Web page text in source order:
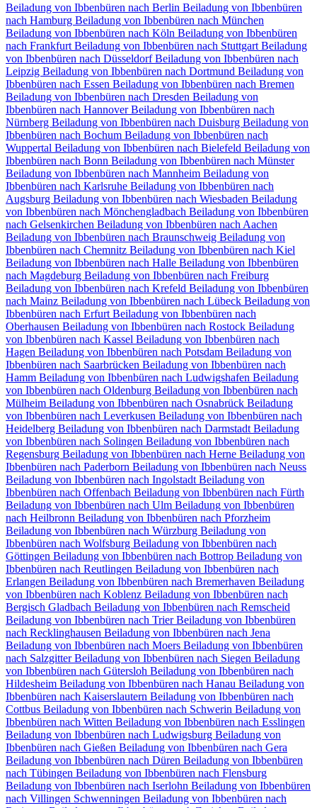
Beiladung von Ibbenbüren nach Berlin Beiladung von Ibbenbüren
nach Hamburg Beiladung von Ibbenbüren nach München
Beiladung von Ibbenbüren nach Köln Beiladung von Ibbenbüren
nach Frankfurt Beiladung von Ibbenbüren nach Stuttgart Beiladung
von Ibbenbüren nach DüsseldorfBeiladung von Ibbenbüren nach
Leipzig Beiladung von Ibbenbüren nach Dortmund Beiladung von
Ibbenbüren nach Essen Beiladung von Ibbenbüren nach Bremen
Beiladung von Ibbenbüren nach Dresden Beiladung von
Ibbenbüren nach HannoverBeiladung von Ibbenbüren nach
Nürnberg Beiladung von Ibbenbüren nach Duisburg Beiladung von
Ibbenbüren nach Bochum Beiladung von Ibbenbüren nach
Wuppertal Beiladung von Ibbenbüren nach Bielefeld Beiladung von
Ibbenbüren nach Bonn Beiladung von Ibbenbüren nach Münster
Beiladung von Ibbenbüren nach Mannheim Beiladung von
Ibbenbüren nach Karlsruhe Beiladung von Ibbenbüren nach
Augsburg Beiladung von Ibbenbüren nach Wiesbaden Beiladung
von Ibbenbüren nach Mönchengladbach Beiladung von Ibbenbüren
nach Gelsenkirchen Beiladung von Ibbenbüren nach Aachen
Beiladung von Ibbenbüren nach Braunschweig Beiladung von
Ibbenbüren nach Chemnitz⁠ Beiladung von Ibbenbüren nach Kiel
Beiladung von Ibbenbüren nach Halle Beiladung von Ibbenbüren
nach Magdeburg Beiladung von Ibbenbüren nach Freiburg
Beiladung von Ibbenbüren nach Krefeld Beiladung von Ibbenbüren
nach Mainz Beiladung von Ibbenbüren nach Lübeck Beiladung von
Ibbenbüren nach Erfurt Beiladung von Ibbenbüren nach
Oberhausen Beiladung von Ibbenbüren nach Rostock Beiladung
von Ibbenbüren nach Kassel Beiladung von Ibbenbüren nach
Hagen Beiladung von Ibbenbüren nach Potsdam Beiladung von
Ibbenbüren nach Saarbrücken Beiladung von Ibbenbüren nach
Hamm Beiladung von Ibbenbüren nach Ludwigshafen Beiladung
von Ibbenbüren nach Oldenburg Beiladung von Ibbenbüren nach
Mülheim Beiladung von Ibbenbüren nach Osnabrück Beiladung
von Ibbenbüren nach Leverkusen Beiladung von Ibbenbüren nach
Heidelberg Beiladung von Ibbenbüren nach Darmstadt Beiladung
von Ibbenbüren nach Solingen Beiladung von Ibbenbüren nach
Regensburg Beiladung von Ibbenbüren nach Herne Beiladung von
Ibbenbüren nach Paderborn Beiladung von Ibbenbüren nach Neuss
Beiladung von Ibbenbüren nach Ingolstadt Beiladung von
Ibbenbüren nach Offenbach Beiladung von Ibbenbüren nach Fürth
Beiladung von Ibbenbüren nach Ulm Beiladung von Ibbenbüren
nach Heilbronn Beiladung von Ibbenbüren nach Pforzheim
Beiladung von Ibbenbüren nach Würzburg Beiladung von
Ibbenbüren nach Wolfsburg Beiladung von Ibbenbüren nach
Göttingen Beiladung von Ibbenbüren nach Bottrop Beiladung von
Ibbenbüren nach Reutlingen Beiladung von Ibbenbüren nach
Erlangen Beiladung von Ibbenbüren nach Bremerhaven Beiladung
von Ibbenbüren nach Koblenz Beiladung von Ibbenbüren nach
Bergisch Gladbach Beiladung von Ibbenbüren nach Remscheid
Beiladung von Ibbenbüren nach TrierBeiladung von Ibbenbüren
nach Recklinghausen Beiladung von Ibbenbüren nach Jena
Beiladung von Ibbenbüren nach Moers Beiladung von Ibbenbüren
nach SalzgitterBeiladung von Ibbenbüren nach Siegen Beiladung
von Ibbenbüren nach Gütersloh Beiladung von Ibbenbüren nach
Hildesheim Beiladung von Ibbenbüren nach Hanau Beiladung von
Ibbenbüren nach Kaiserslautern Beiladung von Ibbenbüren nach
Cottbus Beiladung von Ibbenbüren nach Schwerin Beiladung von
Ibbenbüren nach Witten Beiladung von Ibbenbüren nach Esslingen
Beiladung von Ibbenbüren nach Ludwigsburg Beiladung von
Ibbenbüren nach Gießen Beiladung von Ibbenbüren nach Gera
Beiladung von Ibbenbüren nach Düren Beiladung von Ibbenbüren
nach Tübingen Beiladung von Ibbenbüren nach Flensburg
Beiladung von Ibbenbüren nach Iserlohn Beiladung von Ibbenbüren
nach Villingen Schwenningen⁠ Beiladung von Ibbenbüren nach